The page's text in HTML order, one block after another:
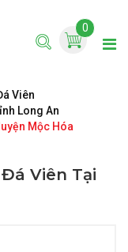
0
Viên
Long An
Mộc Hóa
Viên Tại